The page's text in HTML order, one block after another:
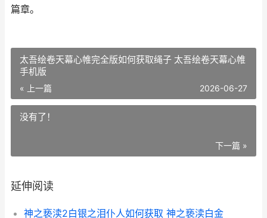
篇章。
太吾绘卷天幕心帷完全版如何获取绳子 太吾绘卷天幕心帷
手机版
« 上一篇 2026-06-27
没有了！
下一篇 »
延伸阅读
神之亵渎2白银之泪仆人如何获取 神之亵渎白金